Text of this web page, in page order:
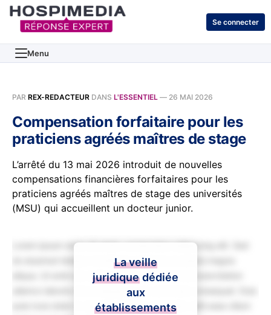
Se connecter
Menu
PAR REX-REDACTEUR DANS L'ESSENTIEL — 26 MAI 2026
Compensation forfaitaire pour les
praticiens agréés maîtres de stage
L’arrêté du 13 mai 2026 introduit de nouvelles
compensations financières forfaitaires pour les
praticiens agréés maîtres de stage des universités
(MSU) qui accueillent un docteur junior.
Lorem ipsum dolor sit amet, consectetur adipiscing elit. Sed
do eiusmod tempor incididunt ut labore et dolore magna
aliqua. Ut enim ad minim veniam, quis nostrud exercitation
ullamco laboris nisi ut aliquip ex ea commodo consequat. Duis
aute irure dolor in reprehenderit in voluptate velit esse cillum
La veille
juridique dédiée
aux
établissements